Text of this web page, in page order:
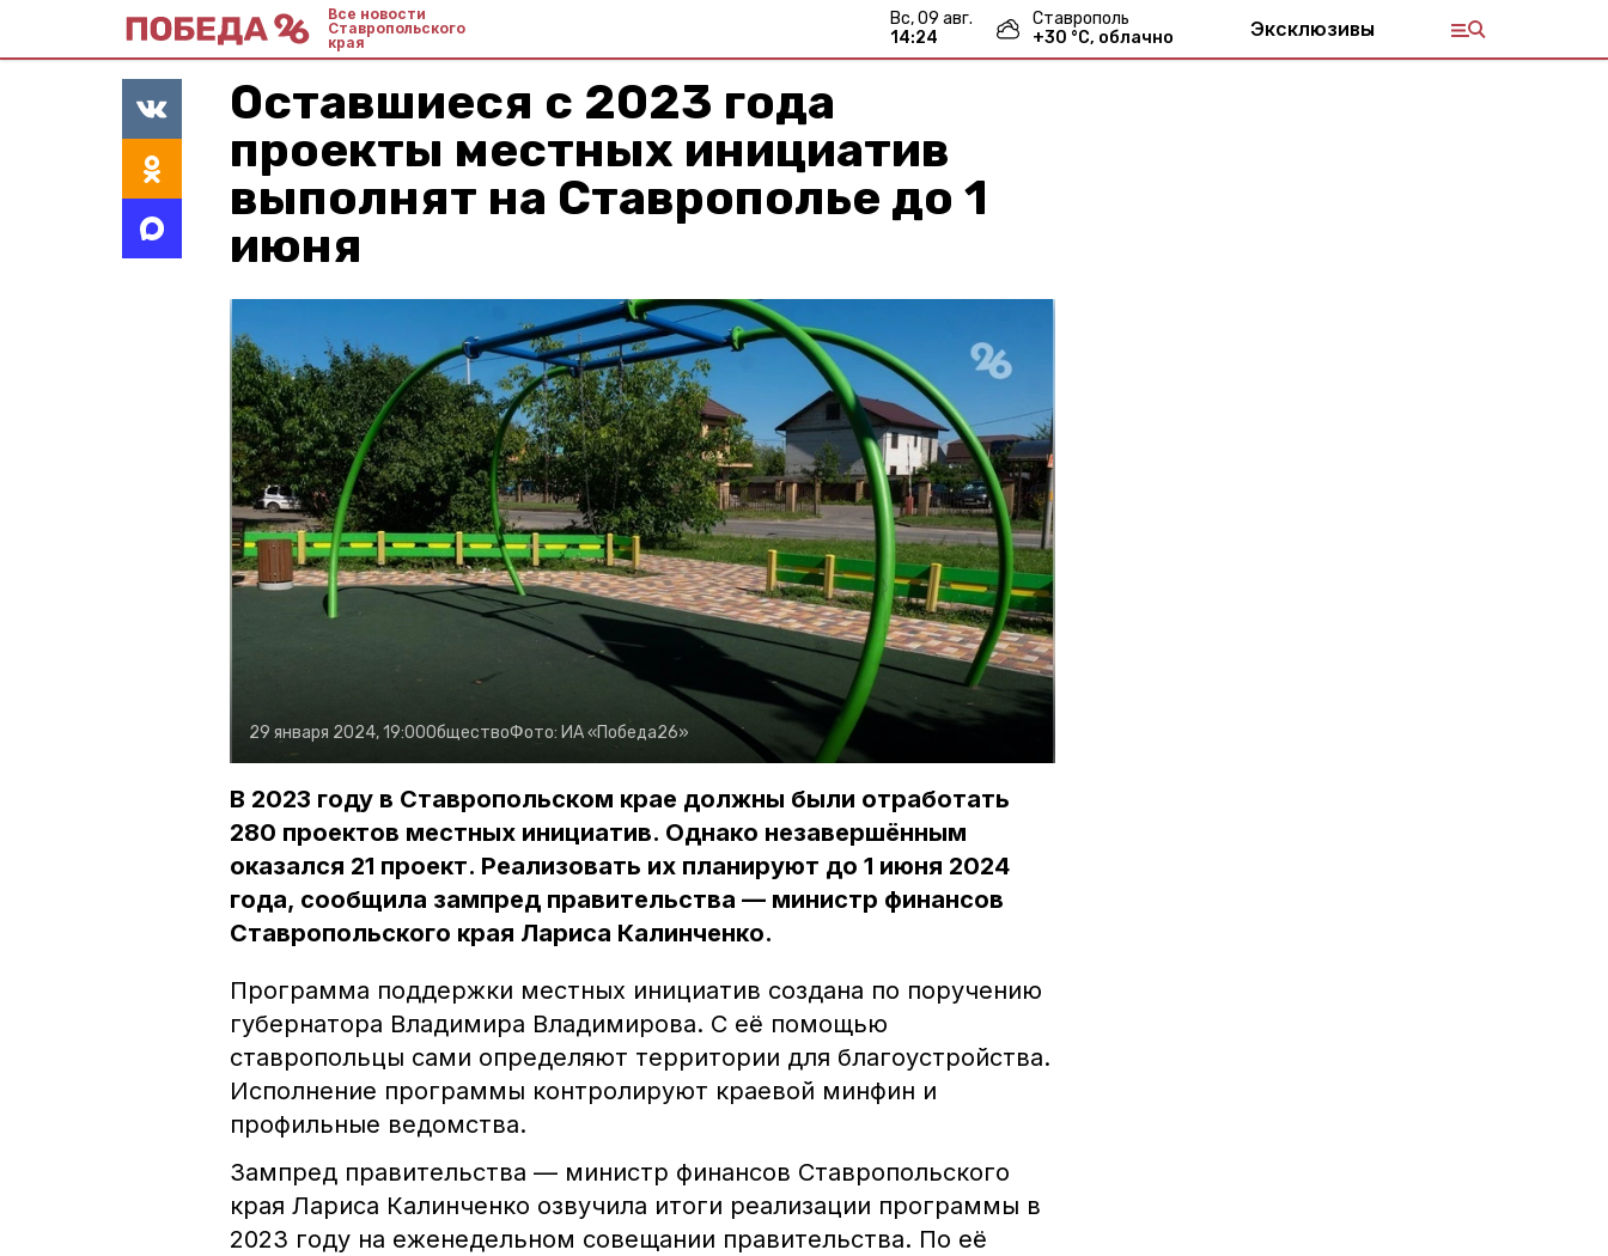
Все новости
Ставропольского
края
вс, 09 авг.
14:24
Ставрополь
+30 °С, облачно Эксклюзивы
Оставшиеся с 2023 года
проекты местных инициатив
выполнят на Ставрополье до 1
июня
29 января 2024, 19:00ОбществоФото: ИА «Победа26»
В 2023 году в Ставропольском крае должны были отработать
280 проектов местных инициатив. Однако незавершённым
оказался 21 проект. Реализовать их планируют до 1 июня 2024
года, сообщила зампред правительства — министр финансов
Ставропольского края Лариса Калинченко.
Программа поддержки местных инициатив создана по поручению
губернатора Владимира Владимирова. С её помощью
ставропольцы сами определяют территории для благоустройства.
Исполнение программы контролируют краевой минфин и
профильные ведомства.
Зампред правительства — министр финансов Ставропольского
края Лариса Калинченко озвучила итоги реализации программы в
2023 году на еженедельном совещании правительства. По её